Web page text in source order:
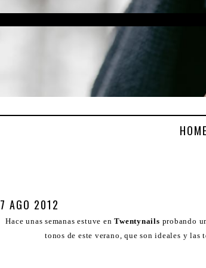
HOME
7 AGO 2012
Hace unas semanas estuve enTwentynails probando
tonos de este verano, que son ideales y las